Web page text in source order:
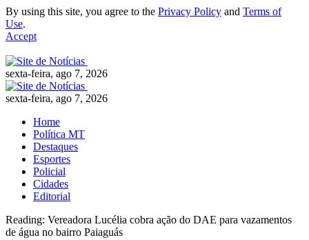
By using this site, you agree to the Privacy Policy and Terms of
Use.
Accept
sexta-feira, ago 7, 2026
sexta-feira, ago 7, 2026
Home
Política MT
Destaques
Esportes
Policial
Cidades
Editorial
Reading: Vereadora Lucélia cobra ação do DAE para vazamentos
de água no bairro Paiaguás